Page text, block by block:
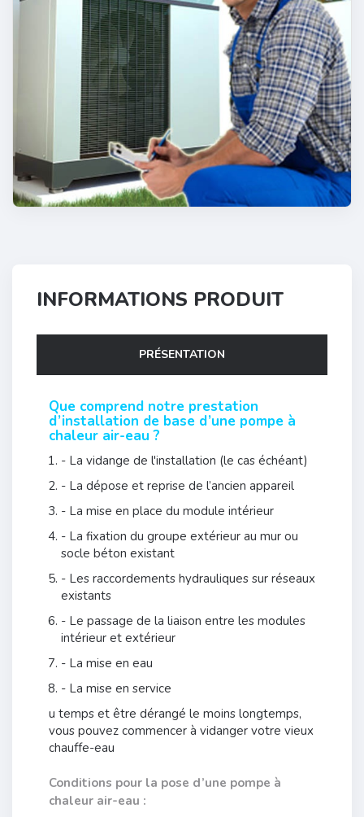
INFORMATIONS PRODUIT
PRÉSENTATION
Que comprend notre prestation
d’installation de base d’une pompe à
chaleur air-eau ?
- La vidange de l'installation (le cas échéant)
- La dépose et reprise de l’ancien appareil
- La mise en place du module intérieur
- La fixation du groupe extérieur au mur ou
socle béton existant
- Les raccordements hydrauliques sur réseaux
existants
- Le passage de la liaison entre les modules
intérieur et extérieur
- La mise en eau
- La mise en service
u temps et être dérangé le moins longtemps,
vous pouvez commencer à vidanger votre vieux
chauffe-eau
Conditions pour la pose d’une pompe à
chaleur air-eau :